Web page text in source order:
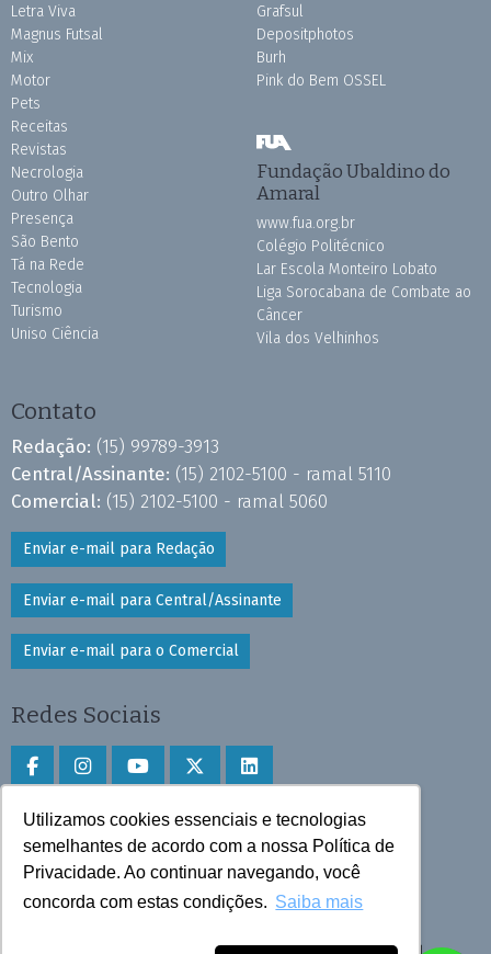
Utilizamos cookies essenciais e tecnologias
semelhantes de acordo com a nossa Política de
Privacidade. Ao continuar navegando, você
concorda com estas condições. Saiba mais
Letra Viva
Magnus Futsal
Mix
Motor
Pets
Receitas
Revistas
Necrologia
Outro Olhar
Presença
São Bento
Tá na Rede
Tecnologia
Turismo
Uniso Ciência
Grafsul
Depositphotos
Burh
Pink do Bem OSSEL
Fundação Ubaldino do
Amaral
www.fua.org.br
Colégio Politécnico
Lar Escola Monteiro Lobato
Liga Sorocabana de Combate ao
Câncer
Vila dos Velhinhos
Contato
Redação: (15) 99789-3913
Central/Assinante: (15) 2102-5100 - ramal 5110
Comercial: (15) 2102-5100 - ramal 5060
Enviar e-mail para Redação
Enviar e-mail para Central/Assinante
Enviar e-mail para o Comercial
Redes Sociais
Faça download do aplicativo
Play Store e App Store